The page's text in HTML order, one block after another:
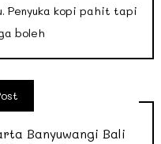
Penyuka kopi pahit tapi
boleh
Banyuwangi Bali